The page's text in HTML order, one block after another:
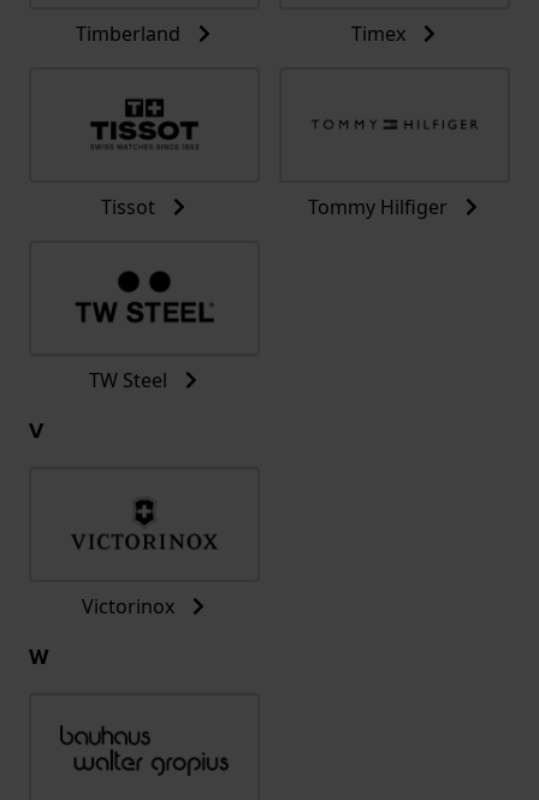
Timberland Timex
Tissot Tommy Hilfiger
TW Steel
V
Victorinox
W